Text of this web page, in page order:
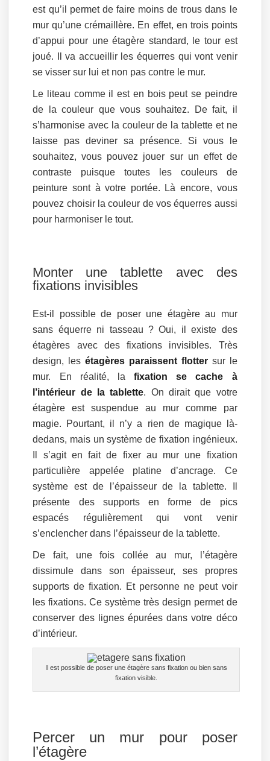
est qu’il permet de faire moins de trous dans le
mur qu’une crémaillère. En effet, en trois points
d’appui pour une étagère standard, le tour est
joué. Il va accueillir les équerres qui vont venir
se visser sur lui et non pas contre le mur.
Le liteau comme il est en bois peut se peindre
de la couleur que vous souhaitez. De fait, il
s’harmonise avec la couleur de la tablette et ne
laisse pas deviner sa présence. Si vous le
souhaitez, vous pouvez jouer sur un effet de
contraste puisque toutes les couleurs de
peinture sont à votre portée. Là encore, vous
pouvez choisir la couleur de vos équerres aussi
pour harmoniser le tout.
Monter une tablette avec des
fixations invisibles
Est-il possible de poser une étagère au mur
sans équerre ni tasseau ? Oui, il existe des
étagères avec des fixations invisibles. Très
design, lesétagères paraissent flottersur le
mur. En réalité, lafixation se cache à
l’intérieur de la tablette. On dirait que votre
étagère est suspendue au mur comme par
magie. Pourtant, il n’y a rien de magique là-
dedans, mais un système de fixation ingénieux.
Il s’agit en fait de fixer au mur une fixation
particulière appelée platine d’ancrage. Ce
système est de l’épaisseur de la tablette. Il
présente des supports en forme de pics
espacés régulièrement qui vont venir
s’enclencher dans l’épaisseur de la tablette.
De fait, une fois collée au mur, l’étagère
dissimule dans son épaisseur, ses propres
supports de fixation. Et personne ne peut voir
les fixations. Ce système très design permet de
conserver des lignes épurées dans votre déco
d’intérieur.
Il est possible de poser une étagère sans fixation ou bien sans
fixation visible.
Percer un mur pour poser
l’étagère